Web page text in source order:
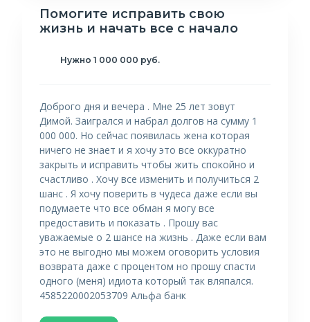
Помогите исправить свою
жизнь и начать все с начало
Нужно 1 000 000 руб.
Доброго дня и вечера . Мне 25 лет зовут
Димой. Заигрался и набрал долгов на сумму 1
000 000. Но сейчас появилась жена которая
ничего не знает и я хочу это все оккуратно
закрыть и исправить чтобы жить спокойно и
счастливо . Хочу все изменить и получиться 2
шанс . Я хочу поверить в чудеса даже если вы
подумаете что все обман я могу все
предоставить и показать . Прошу вас
уважаемые о 2 шансе на жизнь . Даже если вам
это не выгодно мы можем оговорить условия
возврата даже с процентом но прошу спасти
одного (меня) идиота который так вляпался.
4585220002053709 Альфа банк